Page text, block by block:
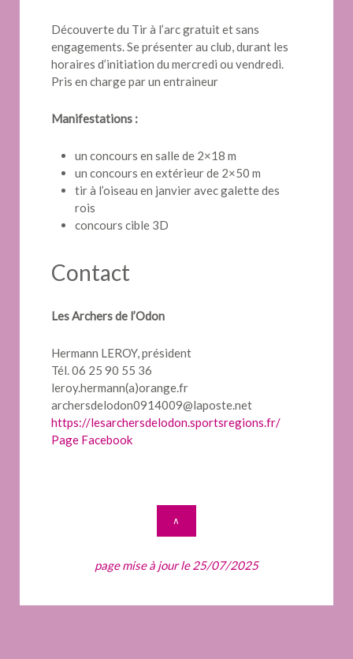
Découverte du Tir à l’arc gratuit et sans
engagements. Se présenter au club, durant les
horaires d’initiation du mercredi ou vendredi.
Pris en charge par un entraineur
Manifestations :
un concours en salle de 2×18 m
un concours en extérieur de 2×50 m
tir à l’oiseau en janvier avec galette des
rois
concours cible 3D
Contact
Les Archers de l’Odon
Hermann LEROY, président
Tél. 06 25 90 55 36
leroy.hermann(a)orange.fr
archersdelodon0914009@laposte.net
https://lesarchersdelodon.sportsregions.fr/
Page Facebook
∧
page mise à jour le 25/07/2025